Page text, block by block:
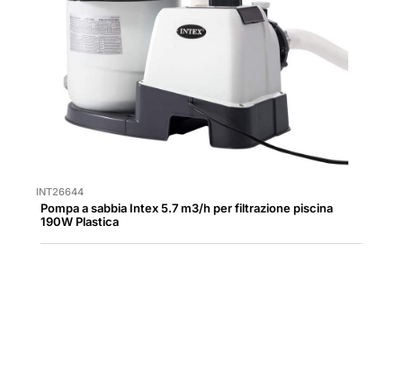
INT26644
Pompa a sabbia Intex 5.7 m3/h per filtrazione piscina
190W Plastica